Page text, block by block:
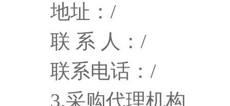
地址：/
联 系 人：/
联系电话：/
3.采购代理机构